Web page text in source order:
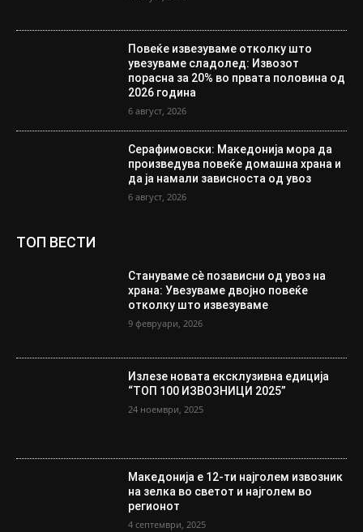
Повеќе извезуваме отколку што
увезуваме сладолед: Извозот
порасна за 20% во првата половина од
2026 година
6 август, 2026
Серафимовски: Македонија мора да
произведува повеќе домашна храна и
да ја намали зависноста од увоз
6 август, 2026
ТОП ВЕСТИ
Стануваме сè позависни од увоз на
храна: Увезуваме двојно повеќе
отколку што извезуваме
9 февруари, 2026
Излезе новата ексклузивна едиција
“ТОП 100 ИЗВОЗНИЦИ 2025”
24 ноември, 2025
Македонија е 12-ти најголем извозник
на зелка во светот и најголем во
регионот
4 септември, 2025